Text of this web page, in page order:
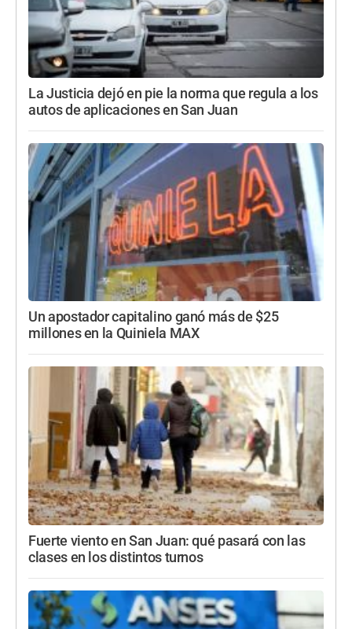
La Justicia dejó en pie la norma que regula a los
autos de aplicaciones en San Juan
Un apostador capitalino ganó más de $25
millones en la Quiniela MAX
Fuerte viento en San Juan: qué pasará con las
clases en los distintos turnos